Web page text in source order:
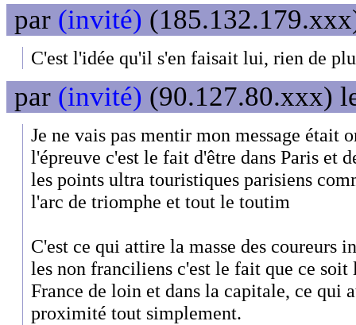
par (invité)
C'est l'idée qu'il s'en faisait lui, rien de
par (invité) (90.127.80.xxx)
Je ne vais pas mentir mon message était
l'épreuve c'est le fait d'être dans Paris et
les points ultra touristiques parisiens
l'arc de triomphe et tout le toutim
C'est ce qui attire la masse des coureurs
les non franciliens c'est le fait que ce soit
France de loin et dans la capitale, ce qui
proximité tout simplement.